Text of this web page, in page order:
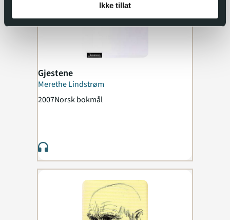
Ikke tillat
Gjestene
Merethe Lindstrøm
2007Norsk bokmål